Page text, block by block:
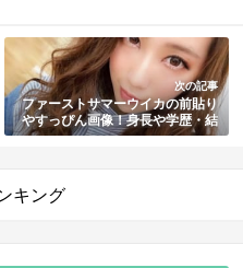
次の記事
ファーストサマーウイカの前貼り
やすっぴん画像！身長や学歴・結
婚も総まとめ
キング